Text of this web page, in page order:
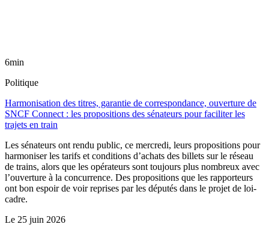
6min
Politique
Harmonisation des titres, garantie de correspondance, ouverture de
SNCF Connect : les propositions des sénateurs pour faciliter les
trajets en train
Les sénateurs ont rendu public, ce mercredi, leurs propositions pour
harmoniser les tarifs et conditions d’achats des billets sur le réseau
de trains, alors que les opérateurs sont toujours plus nombreux avec
l’ouverture à la concurrence. Des propositions que les rapporteurs
ont bon espoir de voir reprises par les députés dans le projet de loi-
cadre.
Le 25 juin 2026